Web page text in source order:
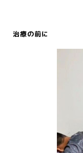
治療の前に